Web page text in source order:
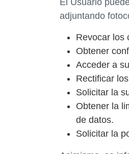
El Usuario
adjuntando
Revocar los
Obtener
Acceder a
Rectificar
Solicitar la
Obtener la
de datos.
Solicitar la